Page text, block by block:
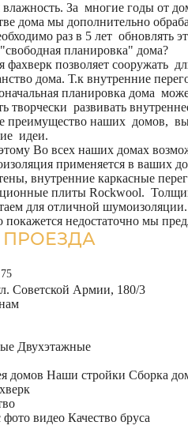
За многие годы от
дома мы дополнительно
раз в 5 лет обновлять
планировка" дома?
фахверк позволяет сооружать
дома. Т.к внутренние
планировка дома
творчески развивать
преимущество наших домов,
идеи.
Во всех наших домах
применяется в ваших
внутренние каркасные
плиты Rockwool.
для отличной
покажется недостаточно мы
ПРОЕЗДА
Советской Армии, 180/3
Двухэтажные
домов Наши стройки Сборка
фото видео Качество бруса